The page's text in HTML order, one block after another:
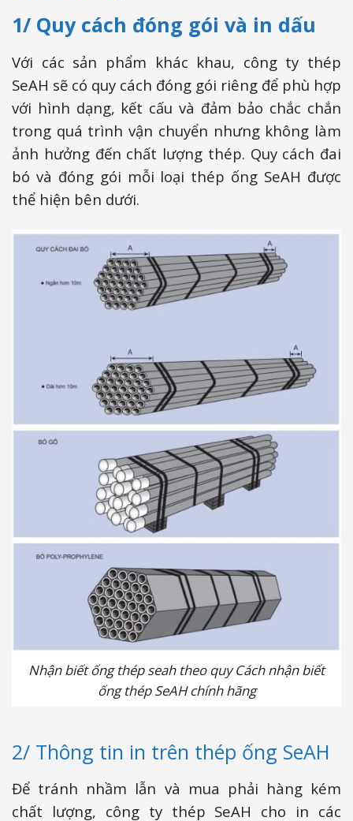
1/ Quy cách đóng gói và in dấu
Với các sản phẩm khác khau, công ty thép
SeAH sẽ có quy cách đóng gói riêng để phù hợp
với hình dạng, kết cấu và đảm bảo chắc chắn
trong quá trình vận chuyển nhưng không làm
ảnh hưởng đến chất lượng thép. Quy cách đai
bó và đóng gói mỗi loại thép ống SeAH được
thể hiện bên dưới.
Nhận biết ống thép seah theo quy Cách nhận biết
ống thép SeAH chính hãng
2/ Thông tin in trên thép ống SeAH
Để tránh nhầm lẫn và mua phải hàng kém
chất lượng, công ty thép SeAH cho in các